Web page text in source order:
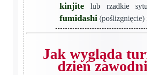
kinjitelub rzadkie
fumidashi(poślizgnięcie)
Jak wygląda
dzień